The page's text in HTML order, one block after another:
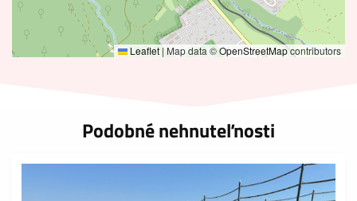
Leaflet | Map data ©OpenStreetMapcontributors
Podobné nehnuteľnosti